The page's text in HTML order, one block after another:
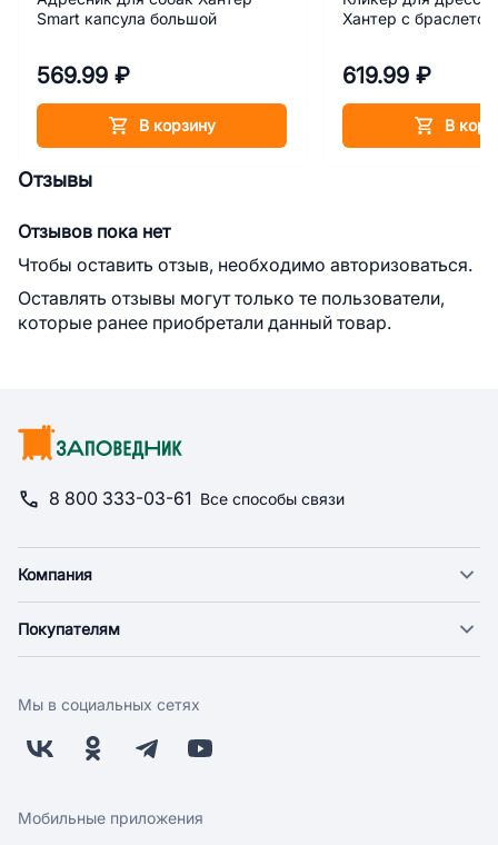
Smart капсула большой
569.99 ₽
В корзину
Хантер с
619.99 ₽
В
Отзывы
Отзывов пока нет
Чтобы оставить отзыв, необходимо авторизоваться.
Оставлять отзывы могут только те пользователи,
которые ранее приобретали данный товар.
8 800 333-03-61 Все способы связи
Компания
Новости
Поставщикам
Заводчикам
Обратная связь
Покупателям
Оплата
Бонусная программа
Скидки и акции
Мы в социальных сетях
Мобильные приложения